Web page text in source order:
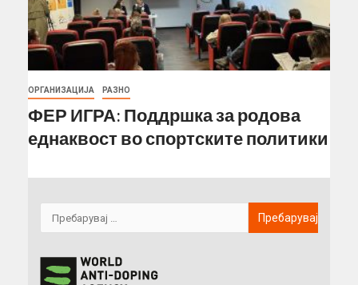
ОРГАНИЗАЦИЈА РАЗНО
ФЕР ИГРА: Поддршка за родова
еднаквост во спортските политики